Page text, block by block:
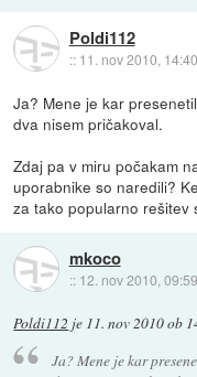
Poldi112
:: 11. nov 2010, 14:40
Ja? Mene je kar
dva nisem pričakoval.
Zdaj pa v miru počakam
uporabnike so naredili?
za tako popularno rešitev
mkoco
:: 12. nov 2010, 09:59
Poldi112 je 11. nov 2010 ob
Ja? Mene je kar